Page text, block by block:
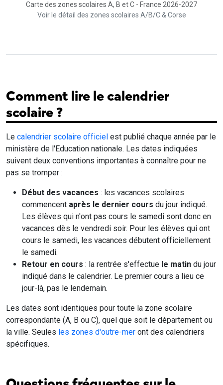
Carte des zones scolaires A, B et C - France 2026-2027
Voir le détail des zones scolaires A/B/C & Corse
Comment lire le calendrier
scolaire ?
Le calendrier scolaire officiel est publié chaque année par le
ministère de l'Education nationale. Les dates indiquées
suivent deux conventions importantes à connaître pour ne
pas se tromper :
Début des vacances : les vacances scolaires
commencent après le dernier cours du jour indiqué.
Les élèves qui n'ont pas cours le samedi sont donc en
vacances dès le vendredi soir. Pour les élèves qui ont
cours le samedi, les vacances débutent officiellement
le samedi.
Retour en cours : la rentrée s'effectue le matin du jour
indiqué dans le calendrier. Le premier cours a lieu ce
jour-là, pas le lendemain.
Les dates sont identiques pour toute la zone scolaire
correspondante (A, B ou C), quel que soit le département ou
la ville. Seules les zones d'outre-mer ont des calendriers
spécifiques.